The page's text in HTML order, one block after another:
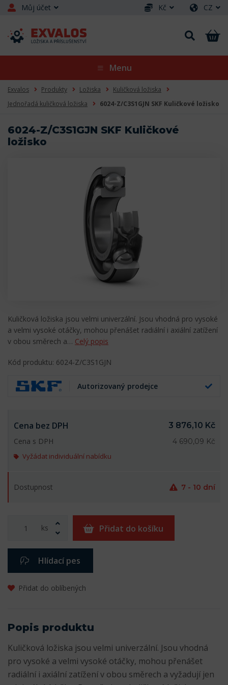
Můj účet Kč CZ
Menu
Exvalos Produkty Ložiska
Kuličková ložiska
Jednořadá kuličková ložiska
6024-Z/C3S1GJN SKF Kuličkové ložisko
6024-Z/C3S1GJN SKF Kuličkové
ložisko
Kuličková ložiska jsou velmi univerzální. Jsou vhodná pro vysoké
a velmi vysoké otáčky, mohou přenášet radiální i axiální zatížení
v obou směrech a… Celý popis
Kód produktu: 6024-Z/C3S1GJN
Autorizovaný prodejce
Cena bez DPH
3 876,10 Kč
Cena s DPH
4 690,09 Kč
Vyžádat individuální nabídku
Dostupnost 7 - 10 dní
ks Přidat do košíku
Hlídací pes
Přidat do oblíbených
Popis produktu
Kuličková ložiska jsou velmi univerzální. Jsou vhodná
pro vysoké a velmi vysoké otáčky, mohou přenášet
radiální i axiální zatížení v obou směrech a vyžadují jen